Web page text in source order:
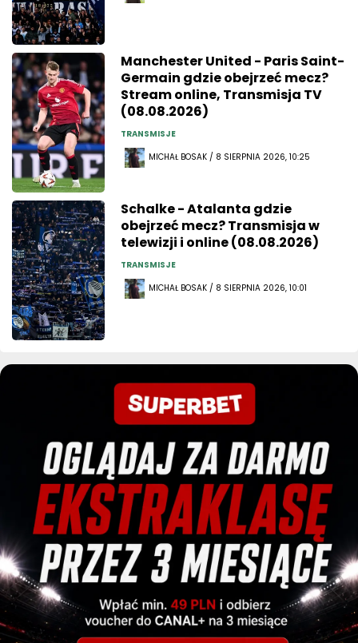
Manchester United - Paris Saint-
Germain gdzie obejrzeć mecz?
Stream online, Transmisja TV
(08.08.2026)
TRANSMISJE
MICHAŁ BOSAK / 8 SIERPNIA 2026, 10:25
Schalke - Atalanta gdzie
obejrzeć mecz? Transmisja w
telewizji i online (08.08.2026)
TRANSMISJE
MICHAŁ BOSAK / 8 SIERPNIA 2026, 10:01